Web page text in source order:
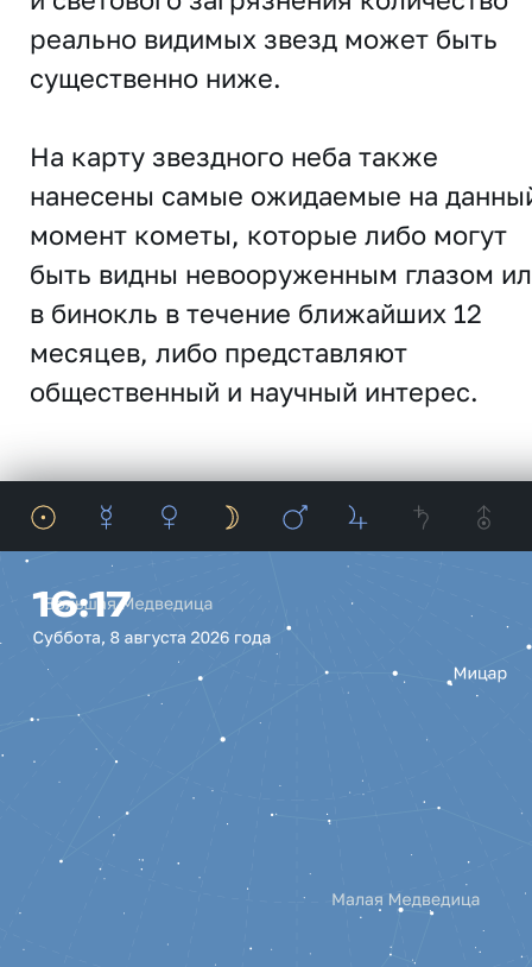
реально видимых звезд может быть
существенно ниже.
На карту звездного неба также
нанесены самые ожидаемые на
момент кометы, которые либо могут
быть видны невооруженным глазом
в бинокль в течение ближайших 12
месяцев, либо представляют
общественный и научный интерес.